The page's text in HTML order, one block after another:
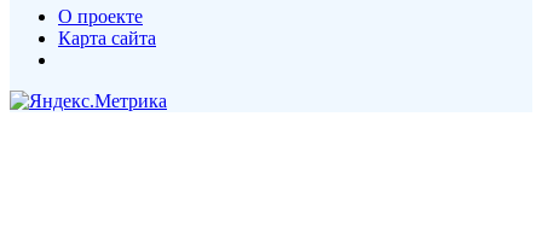
О проекте
Карта сайта